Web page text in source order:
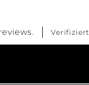
Verifiziert